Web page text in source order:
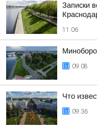
Записки
11:06
09:08
Что
09:36